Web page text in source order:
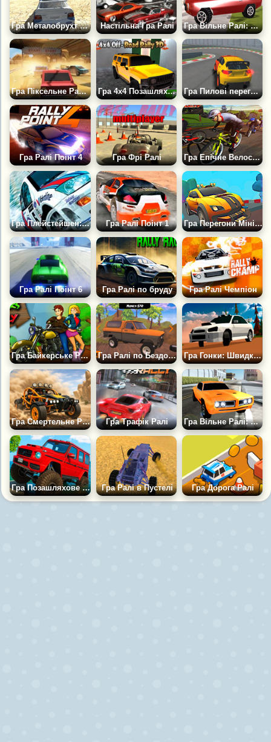
Гра Металобрухт 4: Ралі Настільна Гра Ралі Гра Вільне Ралі: Вайсіті
Гра Піксельне Ралі 3D Гра 4х4 Позашляхове Ралі 3D Гра Пилові перегони
Гра Ралі Поінт 4 Гра Фрі Ралі Гра Епічне Велосипедне Ралі
Гра Плейстейшен: Колін МакРей Ралі 2.0 Гра Ралі Поінт 1 Гра Перегони Міні Машин
Гра Ралі Поінт 6 Гра Ралі по бруду Гра Ралі Чемпіон
Гра Байкерське Ралі Гра Ралі по Бездоріжжю: Кільцеві Перегони Гра Гонки: Швидкісне Ралі
Гра Смертельне Ралі Гра Трафік Ралі Гра Вільне Ралі: Лос Анджелес
Гра Позашляхове Ралі: Гонки на Крутих Тачках Гра Ралі в Пустелі Гра Дорога Ралі